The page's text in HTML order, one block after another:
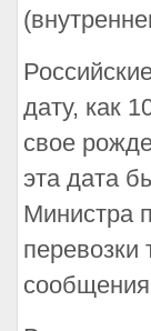
дату, как
свое
эта дата
Министра
перевозки